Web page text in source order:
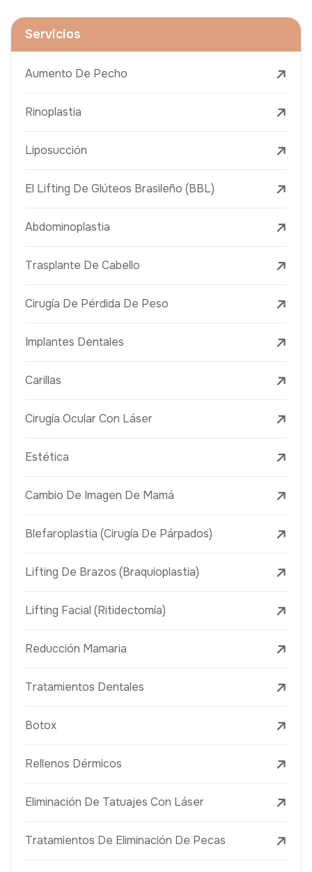
Servicios
Aumento De Pecho
Rinoplastia
Liposucción
El Lifting De Glúteos Brasileño (BBL)
Abdominoplastia
Trasplante De Cabello
Cirugía De Pérdida De Peso
Implantes Dentales
Carillas
Cirugía Ocular Con Láser
Estética
Cambio De Imagen De Mamá
Blefaroplastia (Cirugía De Párpados)
Lifting De Brazos (Braquioplastia)
Lifting Facial (Ritidectomía)
Reducción Mamaria
Tratamientos Dentales
Botox
Rellenos Dérmicos
Eliminación De Tatuajes Con Láser
Tratamientos De Eliminación De Pecas